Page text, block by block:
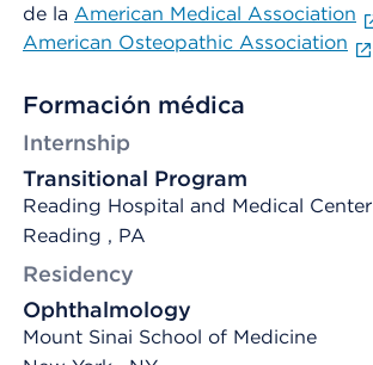
de la American Medical Association
American Osteopathic Association
Formación médica
Internship
Transitional Program
Reading Hospital and Medical Center
Reading , PA
Residency
Ophthalmology
Mount Sinai School of Medicine